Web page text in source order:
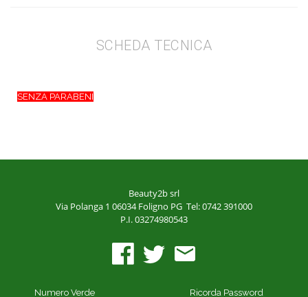
SCHEDA TECNICA
SENZA PARABENI
Beauty2b srl
Via Polanga 1 06034 Foligno PG Tel: 0742 391000
P.I. 03274980543
Numero Verde
Ricorda Password